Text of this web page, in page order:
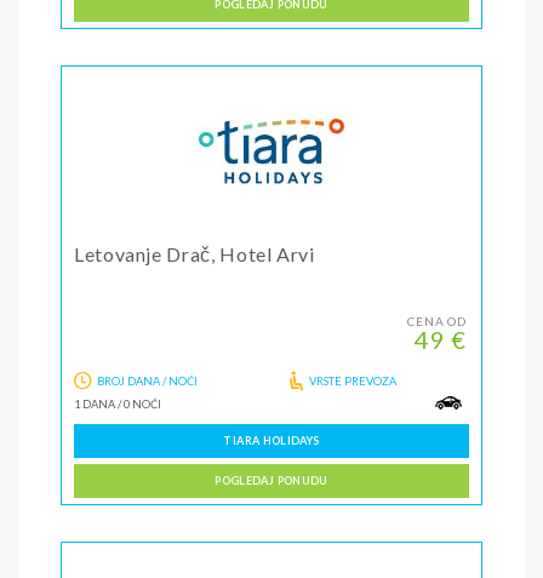
POGLEDAJ PONUDU
Letovanje Drač, Hotel Arvi
CENA OD
49 €
BROJ DANA / NOĆI
1 DANA/0 NOĆI
VRSTE PREVOZA
TIARA HOLIDAYS
POGLEDAJ PONUDU